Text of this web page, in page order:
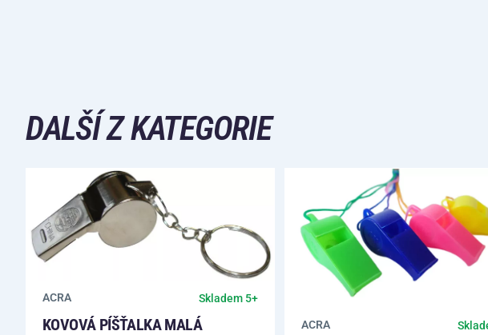
DALŠÍ Z KATEGORIE
ACRA Skladem 5+
KOVOVÁ PÍŠŤALKA MALÁ ACRA